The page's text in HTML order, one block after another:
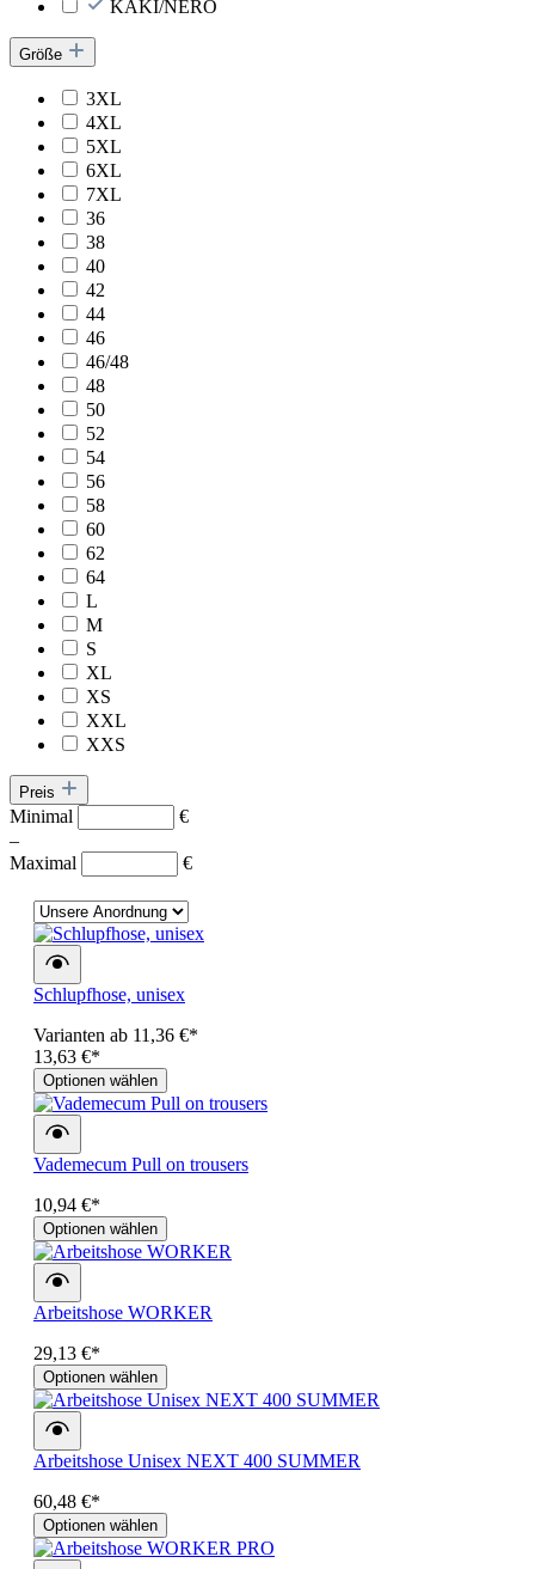
KAKI/NERO
Größe
3XL
4XL
5XL
6XL
7XL
36
38
40
42
44
46
46/48
48
50
52
54
56
58
60
62
64
L
M
S
XL
XS
XXL
XXS
Preis
Minimal
€
–
Maximal
€
Schlupfhose, unisex
Varianten ab 11,36 €*
13,63 €*
Optionen wählen
Vademecum Pull on trousers
10,94 €*
Optionen wählen
Arbeitshose WORKER
29,13 €*
Optionen wählen
Arbeitshose Unisex NEXT 400 SUMMER
60,48 €*
Optionen wählen